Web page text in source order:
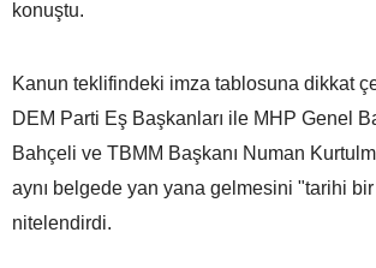
konuştu.
Kanun teklifindeki imza tablosuna dikkat
DEM Parti Eş Başkanları ile MHP Genel
Bahçeli ve TBMM Başkanı Numan
aynı belgede yan yana gelmesini "tarihi
nitelendirdi.